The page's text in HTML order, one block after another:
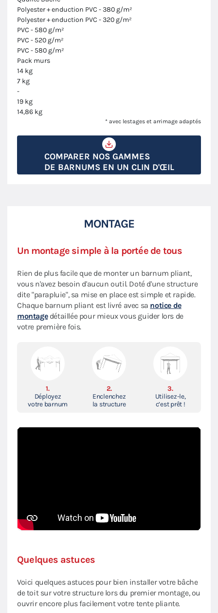
Polyester + enduction PVC - 380 g/m²
Polyester + enduction PVC - 320 g/m²
PVC - 580 g/m²
PVC - 520 g/m²
PVC - 580 g/m²
Pack murs
14 kg
7 kg
-
19 kg
14,86 kg
* avec lestages et arrimage adaptés
COMPARER NOS GAMMES
DE BARNUMS EN UN CLIN D'ŒIL
MONTAGE
Un montage simple à la portée de tous
Rien de plus facile que de monter un barnum pliant,
vous n'avez besoin d'aucun outil. Doté d'une structure
dite "parapluie", sa mise en place est simple et rapide.
Chaque barnum pliant est livré avec sa notice de
montagedétaillée pour mieux vous guider lors de
votre première fois.
1.
Déployez
votre barnum
2.
Enclenchez
la structure
3.
Utilisez-le,
c’est prêt !
Quelques astuces
Voici quelques astuces pour bien installer votre bâche
de toit sur votre structure lors du premier montage, ou
ouvrir encore plus facilement votre tente pliante.